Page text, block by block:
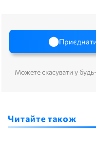
Можете скасувати у
Читайте також